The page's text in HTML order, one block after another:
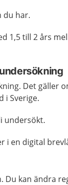
du har.
1,5 till 2 års
Det gäller
i Sverige.
undersökt.
i en digital
kan ändra